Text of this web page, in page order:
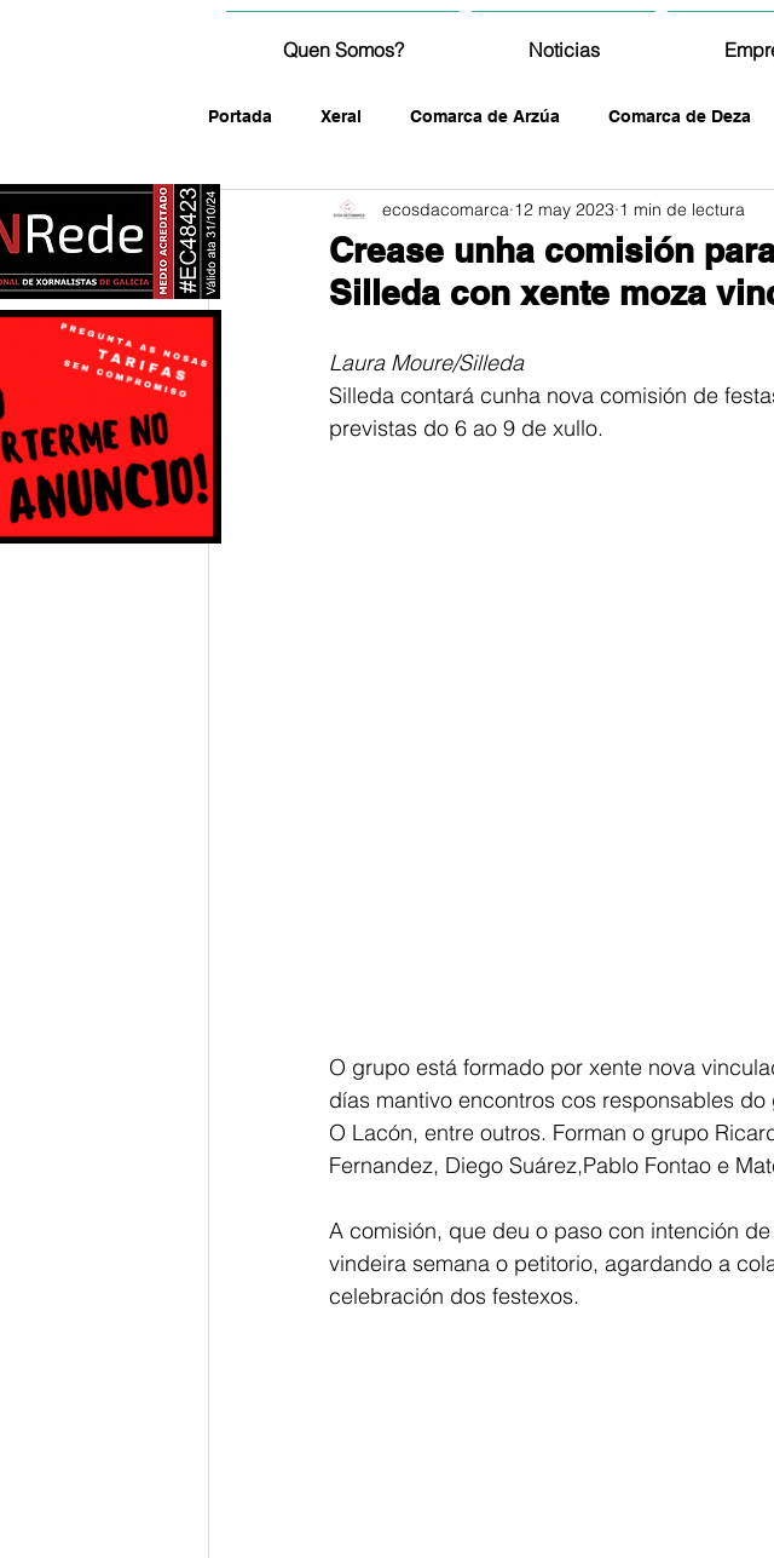
Quen Somos? Noticias
Portada Xeral Comarca de Arzúa Comarca de Deza
fotografía
Crease unha comisión
Silleda con xente moza
ecosdacomarca 12 may 2023 1 min de lectura
Laura Moure/Silleda
Silleda contará cunha nova comisión de
previstas do 6 ao 9 de xullo.
O grupo está formado por xente nova
días mantivo encontros cos responsables
O Lacón, entre outros. Forman o grupo
Fernandez, Diego Suárez,Pablo Fontao e
A comisión, que deu o paso con intención
vindeira semana o petitorio, agardando a
celebración dos festexos.